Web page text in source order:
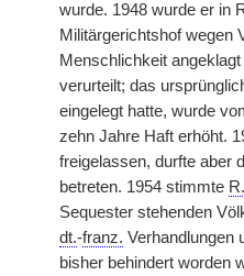
wurde. 1948 wurde er in
Militärgerichtshof wegen
Menschlichkeit
verurteilt; das
eingelegt hatte, wurde
zehn Jahre Haft erhöht.
freigelassen, durfte aber
betreten. 1954 stimmte R.
Sequester stehenden
dt.-franz. Verhandlungen
bisher behindert worden